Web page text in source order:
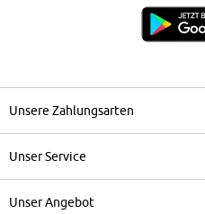
Unsere Zahlungsarten
Unser Service
Unser Angebot